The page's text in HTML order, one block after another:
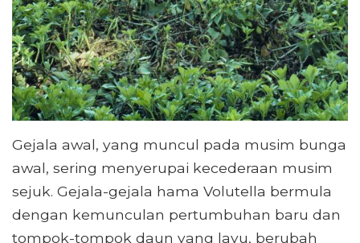
Gejala awal, yang muncul pada musim bunga
awal, sering menyerupai kecederaan musim
sejuk. Gejala-gejala hama Volutella bermula
dengan kemunculan pertumbuhan baru dan
tompok-tompok daun yang layu, berubah